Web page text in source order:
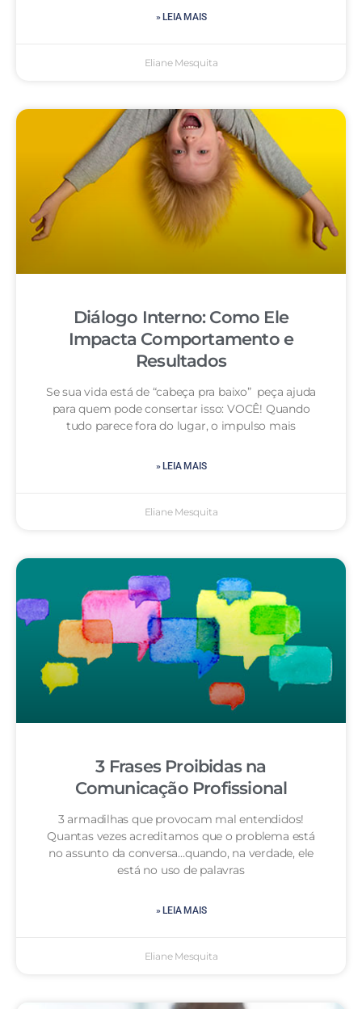
» LEIA MAIS
Eliane Mesquita
Diálogo Interno: Como Ele
Impacta Comportamento e
Resultados
Se sua vida está de “cabeça pra baixo” peça ajuda
para quem pode consertar isso: VOCÊ! Quando
tudo parece fora do lugar, o impulso mais
» LEIA MAIS
Eliane Mesquita
3 Frases Proibidas na
Comunicação Profissional
3 armadilhas que provocam mal entendidos!
Quantas vezes acreditamos que o problema está
no assunto da conversa…quando, na verdade, ele
está no uso de palavras
» LEIA MAIS
Eliane Mesquita